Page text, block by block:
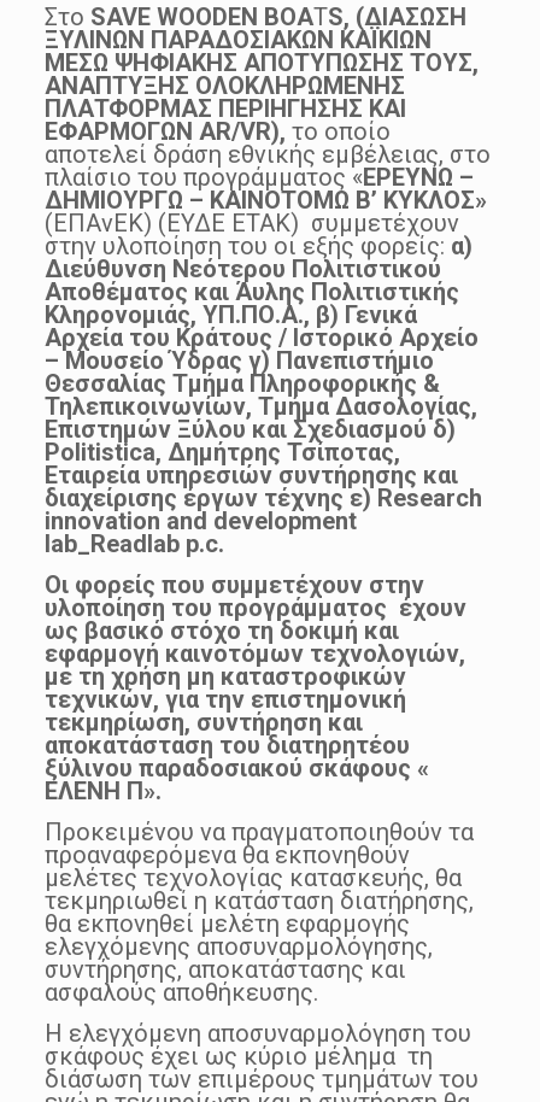
Στο SAVE WOODEN BOATS, (ΔΙΑΣΩΣΗ
ΞΥΛΙΝΩΝ ΠΑΡΑΔΟΣΙΑΚΩΝ ΚΑΪΚΙΩΝ
ΜΕΣΩ ΨΗΦΙΑΚΗΣ ΑΠΟΤΥΠΩΣΗΣ ΤΟΥΣ,
ΑΝΑΠΤΥΞΗΣ ΟΛΟΚΛΗΡΩΜΕΝΗΣ
ΠΛΑΤΦΟΡΜΑΣ ΠΕΡΙΗΓΗΣΗΣ ΚΑΙ
ΕΦΑΡΜΟΓΩΝ AR/VR), το οποίο
αποτελεί δράση εθνικής εμβέλειας, στο
πλαίσιο του προγράμματος «ΕΡΕΥΝΩ –
ΔΗΜΙΟΥΡΓΩ – ΚΑΙΝΟΤΟΜΩ Β’ ΚΥΚΛΟΣ»
(ΕΠΑνΕΚ) (ΕΥΔΕ ΕΤΑΚ) συμμετέχουν
στην υλοποίηση του οι εξής φορείς: α)
Διεύθυνση Nεότερου Πολιτιστικού
Αποθέματος και Άυλης Πολιτιστικής
Κληρονομιάς, ΥΠ.ΠΟ.Α., β) Γενικά
Αρχεία του Κράτους / Ιστορικό Αρχείο
– Μουσείο Ύδρας γ) Πανεπιστήμιο
Θεσσαλίας Τμήμα Πληροφορικής &
Τηλεπικοινωνίων, Τμήμα Δασολογίας,
Επιστημών Ξύλου και Σχεδιασμού δ)
Politistica, Δημήτρης Τσίποτας,
Εταιρεία υπηρεσιών συντήρησης και
διαχείρισης έργων τέχνης ε) Research
innovation and development
lab_Readlab p.c.
Οι φορείς που συμμετέχουν στην
υλοποίηση του προγράμματος έχουν
ως βασικό στόχο τη δοκιμή και
εφαρμογή καινοτόμων τεχνολογιών,
με τη χρήση μη καταστροφικών
τεχνικών, για την επιστημονική
τεκμηρίωση, συντήρηση και
αποκατάσταση του διατηρητέου
ξύλινου παραδοσιακού σκάφους «
ΕΛΕΝΗ Π».
Προκειμένου να πραγματοποιηθούν τα
προαναφερόμενα θα εκπονηθούν
μελέτες τεχνολογίας κατασκευής, θα
τεκμηριωθεί η κατάσταση διατήρησης,
θα εκπονηθεί μελέτη εφαρμογής
ελεγχόμενης αποσυναρμολόγησης,
συντήρησης, αποκατάστασης και
ασφαλούς αποθήκευσης.
Η ελεγχόμενη αποσυναρμολόγηση του
σκάφους έχει ως κύριο μέλημα τη
διάσωση των επιμέρους τμημάτων του